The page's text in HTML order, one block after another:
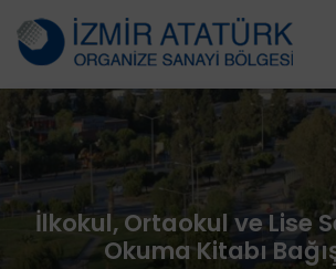
İlkokul, Ortaokul ve Lise
Okuma Kitabı